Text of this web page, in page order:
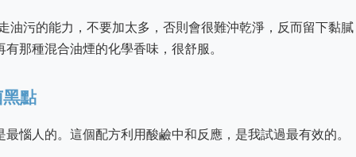
污的能力，不要加太多，否則會很難沖乾淨，反而留下黏膩
那種混合油煙的化學香味，很舒服。
點
惱人的。這個配方利用酸鹼中和反應，是我試過最有效的。